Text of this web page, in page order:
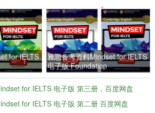
for IELTS
雅思备考资料Mindset for IELTS
电子版 Foundation
for IELTS 电子版 第三册，百度网盘
for IELTS 电子版 第二册 百度网盘